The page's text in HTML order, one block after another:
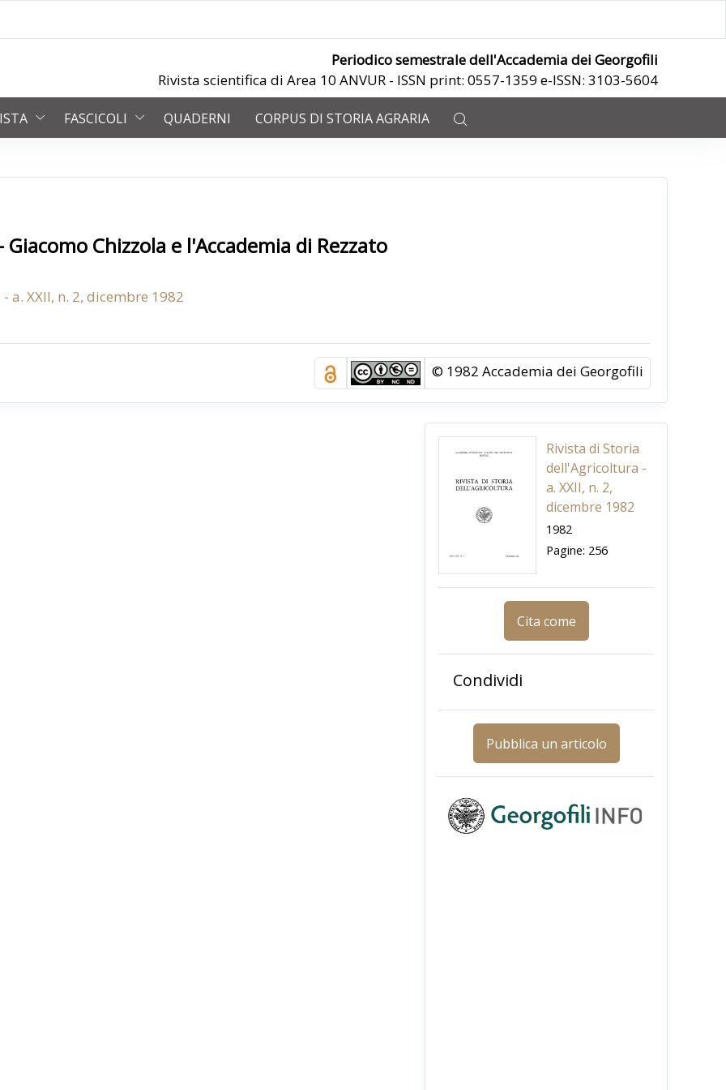
Periodico semestrale dell'Accademia dei Georgofili
Rivista scientifica di Area 10 ANVUR - ISSN print: 0557-1359 e-ISSN: 3103-5604
FASCICOLI QUADERNI CORPUS DI STORIA AGRARIA
Chizzola e l'Accademia di Rezzato
XXII, n. 2, dicembre 1982
© 1982 Accademia dei Georgofili
Rivista di Storia
dell'Agricoltura -
a. XXII, n. 2,
dicembre 1982
1982
Pagine: 256
Cita come
Condividi
Pubblica un articolo